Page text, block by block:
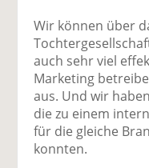
Wir können über
auch sehr viel
Marketing
aus. Und wir
die zu einem
für die gleiche
konnten.